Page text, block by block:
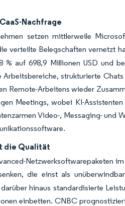
Nachfrage
setzen mittlerweile
verteilte Belegschaften vernetzt
% auf 698,9 Millionen USD und
strukturierte
Remote-Arbeitens wieder
Meetings, wobei KI-
Video-, Messaging- und
die Qualität
Netzwerksoftwarepaketen
die einst als
hinaus standardisierte
einbetten. CNBC